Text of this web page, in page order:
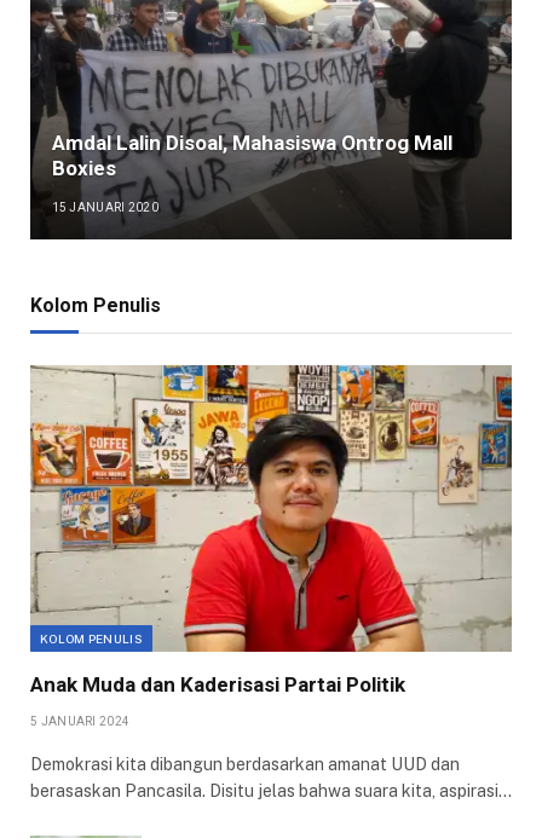
Amdal Lalin Disoal, Mahasiswa Ontrog Mall
Boxies
15 JANUARI 2020
Kolom Penulis
KOLOM PENULIS
Anak Muda dan Kaderisasi Partai Politik
5 JANUARI 2024
Demokrasi kita dibangun berdasarkan amanat UUD dan
berasaskan Pancasila. Disitu jelas bahwa suara kita, aspirasi…